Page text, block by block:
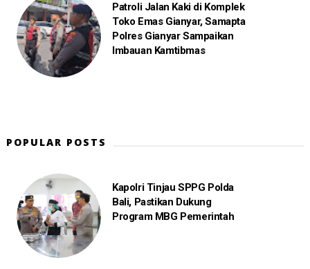
Patroli Jalan Kaki di Komplek
Toko Emas Gianyar, Samapta
Polres Gianyar Sampaikan
Imbauan Kamtibmas
POPULAR POSTS
Kapolri Tinjau SPPG Polda
Bali, Pastikan Dukung
Program MBG Pemerintah